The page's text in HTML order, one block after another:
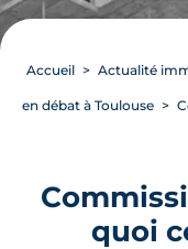
Accueil Actualité
en débat à Toulouse
quoi